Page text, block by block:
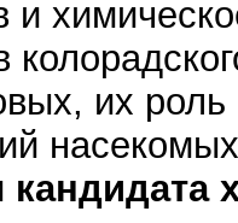
и
их роль
кандидата